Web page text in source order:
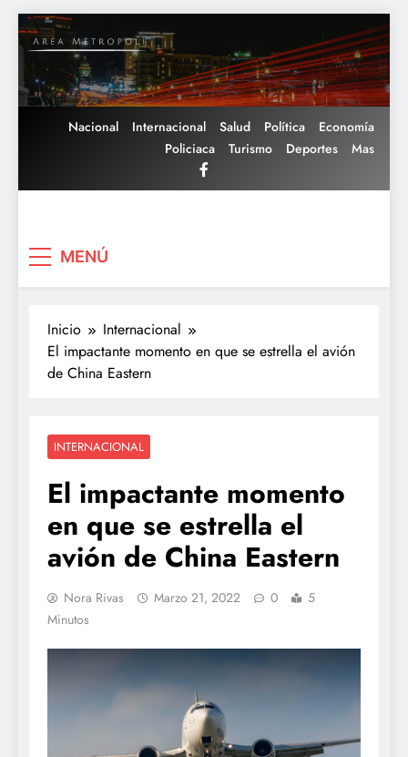
Saltar
al
contenido
Nacional Internacional Salud Política
Economía
Policiaca
Turismo Deportes Mas
MENÚ
Inicio
Internacional
El impactante momento en que se estrella el avión
de China Eastern
INTERNACIONAL
El impactante momento
en que se estrella el
avión de China Eastern
Nora Rivas Marzo 21, 2022 0
5
Minutos